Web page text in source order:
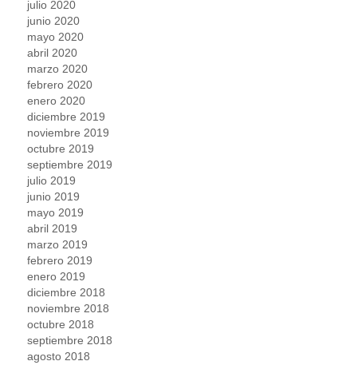
julio 2020
junio 2020
mayo 2020
abril 2020
marzo 2020
febrero 2020
enero 2020
diciembre 2019
noviembre 2019
octubre 2019
septiembre 2019
julio 2019
junio 2019
mayo 2019
abril 2019
marzo 2019
febrero 2019
enero 2019
diciembre 2018
noviembre 2018
octubre 2018
septiembre 2018
agosto 2018